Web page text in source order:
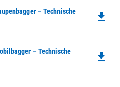
– Technische
file_download
– Technische
file_download